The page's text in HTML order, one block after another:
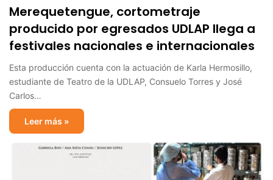
Merequetengue, cortometraje
producido por egresados UDLAP llega a
festivales nacionales e internacionales
Esta producción cuenta con la actuación de Karla Hermosillo,
estudiante de Teatro de la UDLAP, Consuelo Torres y José
Carlos…
Leer más »